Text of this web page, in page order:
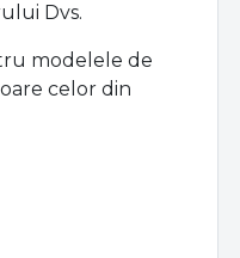
Dvs.
modelele de
celor din